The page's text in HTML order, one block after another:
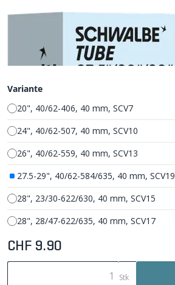
Variante
20", 40/62-406, 40 mm, SCV7
24", 40/62-507, 40 mm, SCV10
26", 40/62-559, 40 mm, SCV13
27.5-29", 40/62-584/635, 40 mm, SCV19
28", 23/30-622/630, 40 mm, SCV15
28", 28/47-622/635, 40 mm, SCV17
CHF 9.90
Stk